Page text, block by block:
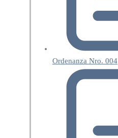
Ordenanza Nro. 004